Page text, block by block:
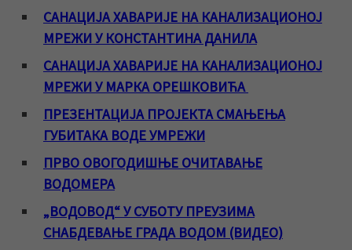
САНАЦИЈА ХАВАРИЈЕ НА КАНАЛИЗАЦИОНОЈ
МРЕЖИ У КОНСТАНТИНА ДАНИЛА
САНАЦИЈА ХАВАРИЈЕ НА КАНАЛИЗАЦИОНОЈ
МРЕЖИ У МАРКА ОРЕШКОВИЋА
ПРЕЗЕНТАЦИЈА ПРОЈЕКТА СМАЊЕЊА
ГУБИТАКА ВОДЕ УМРЕЖИ
ПРВО ОВОГОДИШЊЕ ОЧИТАВАЊЕ
ВОДОМЕРА
„ВОДОВОД“ У СУБОТУ ПРЕУЗИМА
СНАБДЕВАЊЕ ГРАДА ВОДОМ (ВИДЕО)